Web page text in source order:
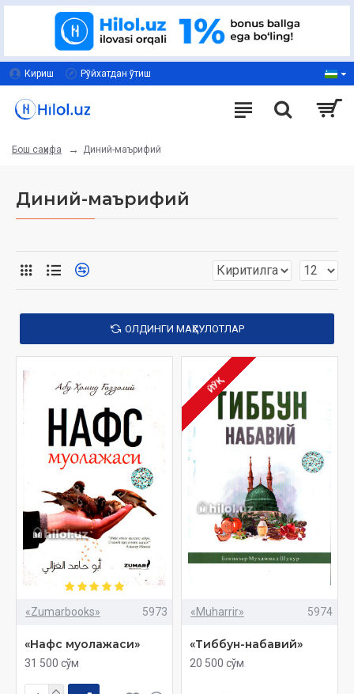
Кириш Рўйхатдан ўтиш
Бош саҳифа Диний-маърифий
Диний-маърифий
ОЛДИНГИ МАҲСУЛОТЛАР
«Zumarbooks» 5973
«Нафс муолажаси»
31 500 сўм
ЙЎҚ
«Muharrir» 5974
«Тиббун-набавий»
20 500 сўм